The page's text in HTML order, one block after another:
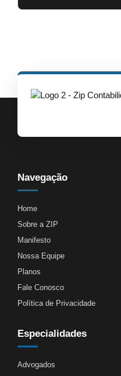
Navegação
Home
Sobre a ZIP
Manifesto
Nossa Equipe
Planos
Fale Conosco
Política de Privacidade
Especialidades
Advogados